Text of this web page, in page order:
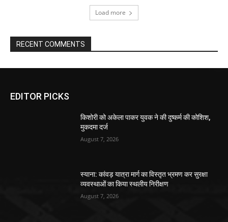
Load more
RECENT COMMENTS
EDITOR PICKS
किशोरी को अकेला पाकर युवक ने की दुष्कर्म की कोशिश,
मुकदमा दर्ज
August 7, 2026
स्याना: कांवड़ यात्रा मार्ग का विस्तृत भ्रमण कर सुरक्षा
व्यवस्थाओं का किया स्थलीय निरीक्षण
August 7, 2026